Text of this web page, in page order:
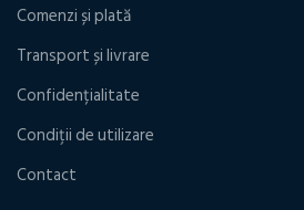
Comenzi și plată
Transport și livrare
Confidențialitate
Condiţii de utilizare
Contact